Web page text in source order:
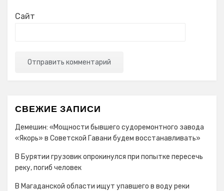
Сайт
СВЕЖИЕ ЗАПИСИ
Демешин: «Мощности бывшего судоремонтного завода
«Якорь» в Советской Гавани будем восстанавливать»
В Бурятии грузовик опрокинулся при попытке пересечь
реку, погиб человек
В Магаданской области ищут упавшего в воду реки